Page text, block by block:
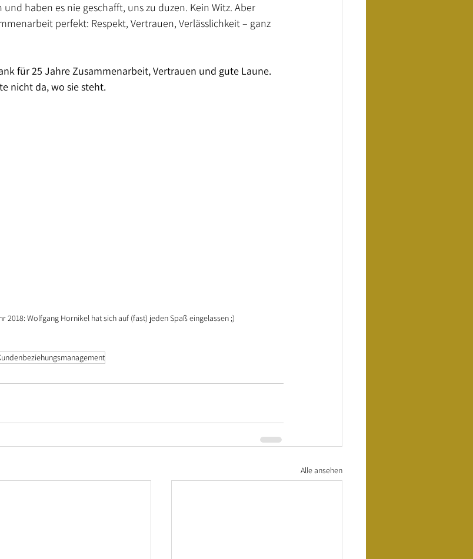
haben es nie geschafft, uns zu duzen. Kein Witz. Aber
perfekt: Respekt, Vertrauen, Verlässlichkeit – ganz
für 25 Jahre Zusammenarbeit, Vertrauen und gute Laune.
nicht da, wo sie steht.
2018: Wolfgang Hornikel hat sich auf (fast) jeden Spaß eingelassen ;)
Alle ansehen